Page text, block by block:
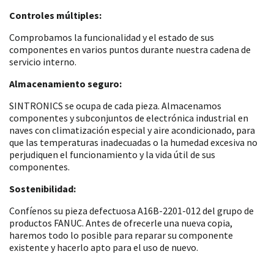
Controles múltiples:
Comprobamos la funcionalidad y el estado de sus
componentes en varios puntos durante nuestra cadena de
servicio interno.
Almacenamiento seguro:
SINTRONICS se ocupa de cada pieza. Almacenamos
componentes y subconjuntos de electrónica industrial en
naves con climatización especial y aire acondicionado, para
que las temperaturas inadecuadas o la humedad excesiva no
perjudiquen el funcionamiento y la vida útil de sus
componentes.
Sostenibilidad:
Confíenos su pieza defectuosa A16B-2201-012 del grupo de
productos FANUC. Antes de ofrecerle una nueva copia,
haremos todo lo posible para reparar su componente
existente y hacerlo apto para el uso de nuevo.